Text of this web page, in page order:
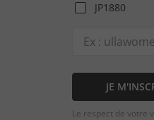
JP1880
JE
Le respect de votre